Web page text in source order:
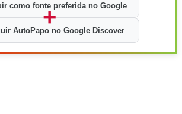
como fonte preferida no Google
+
AutoPapo no Google Discover